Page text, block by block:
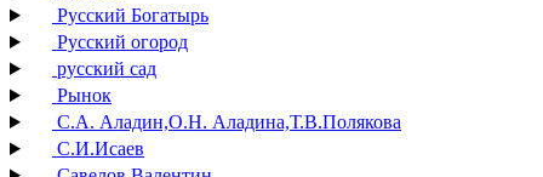
Русский Богатырь
Русский огород
русский сад
Рынок
С.А. Аладин,О.Н. Аладина,Т.В.Полякова
С.И.Исаев